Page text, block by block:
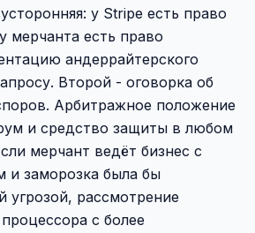
у Stripe есть право
мерчанта есть право
андеррайтерского
Второй - оговорка об
Арбитражное положение
и средство защиты в любом
мерчант ведёт бизнес с
и заморозка была бы
угрозой, рассмотрение
с более